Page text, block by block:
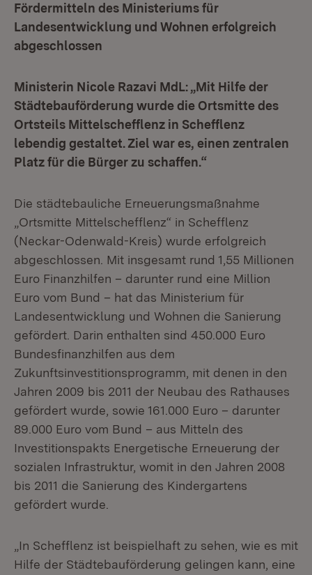
Fördermitteln des Ministeriums für
Landesentwicklung und Wohnen erfolgreich
abgeschlossen
Ministerin Nicole Razavi MdL: „Mit Hilfe der
Städtebauförderung wurde die Ortsmitte des
Ortsteils Mittelschefflenz in Schefflenz
lebendig gestaltet. Ziel war es, einen zentralen
Platz für die Bürger zu schaffen.“
Die städtebauliche Erneuerungsmaßnahme
„Ortsmitte Mittelschefflenz“ in Schefflenz
(Neckar-Odenwald-Kreis) wurde erfolgreich
abgeschlossen. Mit insgesamt rund 1,55 Millionen
Euro Finanzhilfen – darunter rund eine Million
Euro vom Bund – hat das Ministerium für
Landesentwicklung und Wohnen die Sanierung
gefördert. Darin enthalten sind 450.000 Euro
Bundesfinanzhilfen aus dem
Zukunftsinvestitionsprogramm, mit denen in den
Jahren 2009 bis 2011 der Neubau des Rathauses
gefördert wurde, sowie 161.000 Euro – darunter
89.000 Euro vom Bund – aus Mitteln des
Investitionspakts Energetische Erneuerung der
sozialen Infrastruktur, womit in den Jahren 2008
bis 2011 die Sanierung des Kindergartens
gefördert wurde.
„In Schefflenz ist beispielhaft zu sehen, wie es mit
Hilfe der Städtebauförderung gelingen kann, eine